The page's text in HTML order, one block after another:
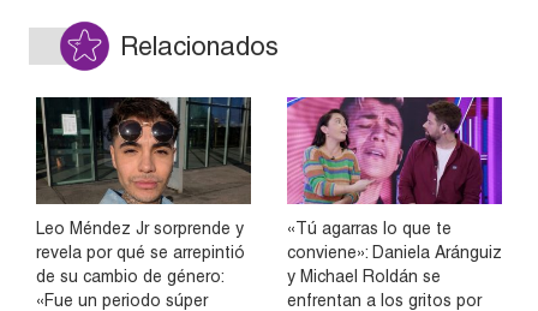
Relacionados
Leo Méndez Jr sorprende y
revela por qué se arrepintió
de su cambio de género:
«Fue un periodo súper
«Tú agarras lo que te
conviene»: Daniela Aránguiz
y Michael Roldán se
enfrentan a los gritos por